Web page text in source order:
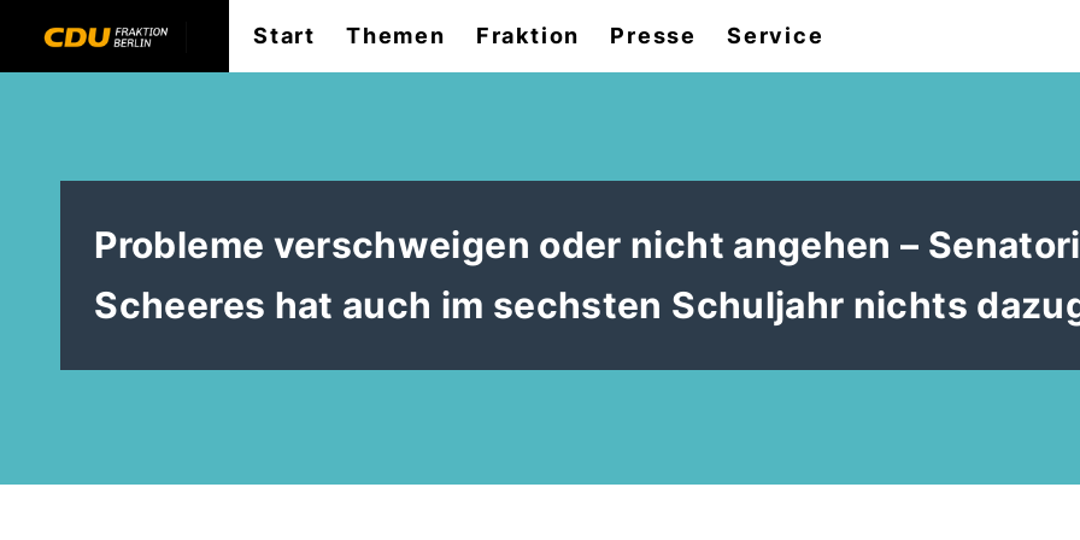
Start Themen Fraktion Presse Service
Probleme verschweigen oder nicht angehen –
Scheeres hat auch im sechsten Schuljahr nichts